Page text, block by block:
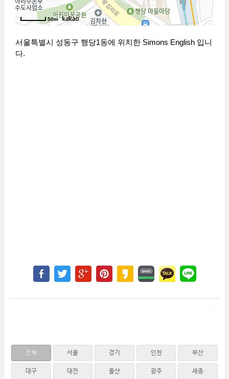
50m
서울특별시 성동구 행당1동에 위치한 Simons English 입니
다.
전체 서울 경기 인천 부산
대구 대전 울산 광주 세종